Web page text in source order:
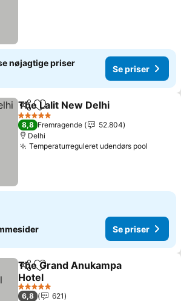
nøjagtige priser
Se priser
Del Føj til favoritter
The Lalit New Delhi
5 Stjerner
8,8 Fremragende
52.804
Delhi
Temperaturreguleret udendørs pool
Se priser
Del Føj til favoritter
The Grand Anukampa
Hotel
5 Stjerner
6,8
621